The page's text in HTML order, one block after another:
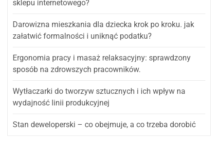
sklepu internetowego?
Darowizna mieszkania dla dziecka krok po kroku. jak
załatwić formalności i uniknąć podatku?
Ergonomia pracy i masaż relaksacyjny: sprawdzony
sposób na zdrowszych pracowników.
Wytłaczarki do tworzyw sztucznych i ich wpływ na
wydajność linii produkcyjnej
Stan deweloperski – co obejmuje, a co trzeba dorobić